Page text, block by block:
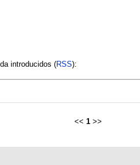
introducidos (RSS):
<< 1 >>